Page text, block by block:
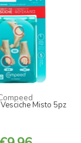
Misto 5pz